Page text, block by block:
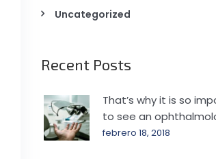
Uncategorized
Recent Posts
That’s why it is so
to see an
febrero 18, 2018